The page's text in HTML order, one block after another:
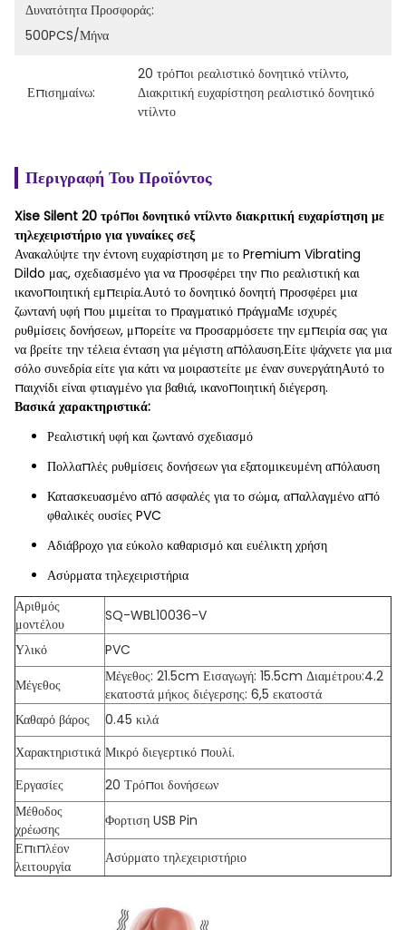
Δυνατότητα Προσφοράς:
500PCS/μήνα
Επισημαίνω:
20 τρόποι ρεαλιστικό δονητικό ντίλντο,
Διακριτική ευχαρίστηση ρεαλιστικό δονητικό
ντίλντο
Περιγραφή Του Προϊόντος
Xise Silent 20 τρόποι δονητικό ντίλντο διακριτική ευχαρίστηση με
τηλεχειριστήριο για γυναίκες σεξ
Ανακαλύψτε την έντονη ευχαρίστηση με το Premium Vibrating
Dildo μας, σχεδιασμένο για να προσφέρει την πιο ρεαλιστική και
ικανοποιητική εμπειρία.Αυτό το δονητικό δονητή προσφέρει μια
ζωντανή υφή που μιμείται το πραγματικό πράγμαΜε ισχυρές
ρυθμίσεις δονήσεων, μπορείτε να προσαρμόσετε την εμπειρία σας για
να βρείτε την τέλεια ένταση για μέγιστη απόλαυση.Είτε ψάχνετε για μια
σόλο συνεδρία είτε για κάτι να μοιραστείτε με έναν συνεργάτηΑυτό το
παιχνίδι είναι φτιαγμένο για βαθιά, ικανοποιητική διέγερση.
Βασικά χαρακτηριστικά:
Ρεαλιστική υφή και ζωντανό σχεδιασμό
Πολλαπλές ρυθμίσεις δονήσεων για εξατομικευμένη απόλαυση
Κατασκευασμένο από ασφαλές για το σώμα, απαλλαγμένο από
φθαλικές ουσίες PVC
Αδιάβροχο για εύκολο καθαρισμό και ευέλικτη χρήση
Ασύρματα τηλεχειριστήρια
Αριθμός
μοντέλου
SQ-WBL10036-V
Υλικό
PVC
Μέγεθος
Μέγεθος: 21.5cm Εισαγωγή: 15.5cm Διαμέτρου:4.2
εκατοστά μήκος διέγερσης: 6,5 εκατοστά
Καθαρό βάρος
0.45 κιλά
Χαρακτηριστικά Μικρό διεγερτικό πουλί.
Εργασίες
20 Τρόποι δονήσεων
Μέθοδος
χρέωσης
Φορτιση USB Pin
Επιπλέον
λειτουργία
Ασύρματο τηλεχειριστήριο